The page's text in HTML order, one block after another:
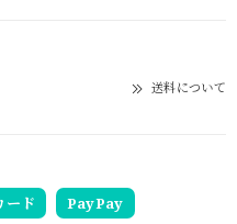
送料について
ード PayPay